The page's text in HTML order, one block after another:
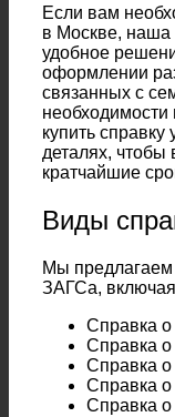
Если вам
в Москве, наша
удобное
оформлении
связанных с
купить
деталях, чтобы
кратчайшие
Виды
Мы предлагаем
ЗАГСа,
Справка о
Справка о
Справка
Справка о
Справка о